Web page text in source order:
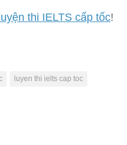
luyện thi IELTS cấp tốc!
luyen thi ielts cap toc